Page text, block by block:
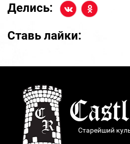
Делись:
Ставь лайки:
Старейший